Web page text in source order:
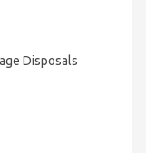
Disposals